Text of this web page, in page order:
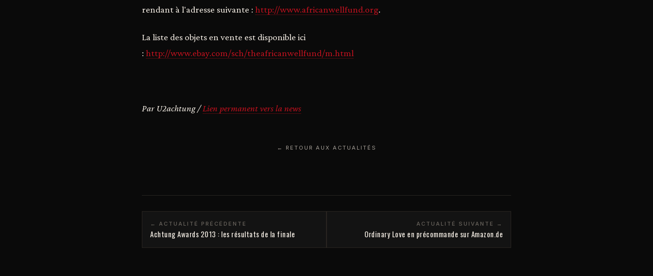
rendant à l'adresse suivante : http://www.africanwellfund.org.
La liste des objets en vente est disponible ici
: http://www.ebay.com/sch/theafricanwellfund/m.html
Par U2achtung /Lien permanent vers la news
← RETOUR AUX ACTUALITÉS
← ACTUALITÉ PRÉCÉDENTE
Achtung Awards 2013 : les résultats de la finale
ACTUALITÉ SUIVANTE →
Ordinary Love en précommande sur Amazon.de